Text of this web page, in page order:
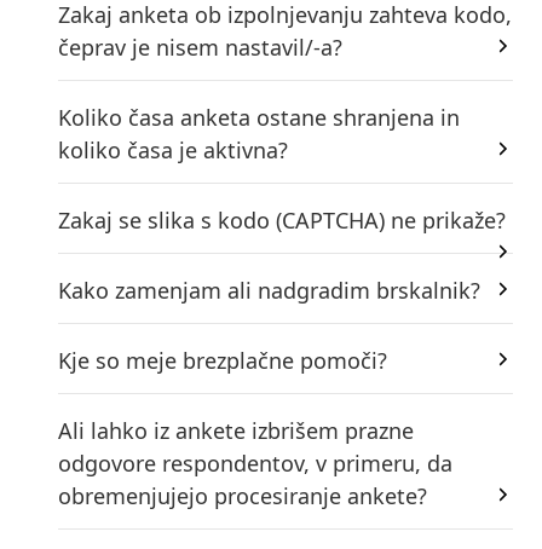
Zakaj anketa ob izpolnjevanju zahteva kodo,
čeprav je nisem nastavil/-a?
Koliko časa anketa ostane shranjena in
koliko časa je aktivna?
Zakaj se slika s kodo (CAPTCHA) ne prikaže?
Kako zamenjam ali nadgradim brskalnik?
Kje so meje brezplačne pomoči?
Ali lahko iz ankete izbrišem prazne
odgovore respondentov, v primeru, da
obremenjujejo procesiranje ankete?